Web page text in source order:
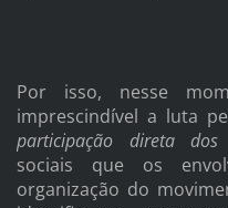
Por isso, nesse
imprescindível a luta
participação direta dos
sociais que os
organização do